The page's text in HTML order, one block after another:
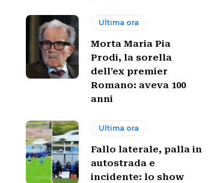
Ultima ora
Morta Maria Pia
Prodi, la sorella
dell’ex premier
Romano: aveva 100
anni
Ultima ora
Fallo laterale, palla in
autostrada e
incidente: lo show